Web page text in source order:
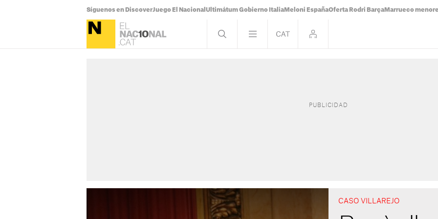
Síguenos en DiscoverJuego El Nacional Ultimátum Gobierno Italia Meloni EspañaOferta Rodri Barça Marrueco
CASO VILLAREJO